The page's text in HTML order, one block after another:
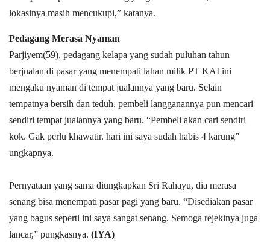
lokasinya masih mencukupi,” katanya.
Pedagang Merasa Nyaman
Parjiyem(59), pedagang kelapa yang sudah puluhan tahun
berjualan di pasar yang menempati lahan milik PT KAI ini
mengaku nyaman di tempat jualannya yang baru. Selain
tempatnya bersih dan teduh, pembeli langganannya pun mencari
sendiri tempat jualannya yang baru. “Pembeli akan cari sendiri
kok. Gak perlu khawatir. hari ini saya sudah habis 4 karung”
ungkapnya.
Pernyataan yang sama diungkapkan Sri Rahayu, dia merasa
senang bisa menempati pasar pagi yang baru. “Disediakan pasar
yang bagus seperti ini saya sangat senang. Semoga rejekinya juga
lancar,” pungkasnya. (IYA)